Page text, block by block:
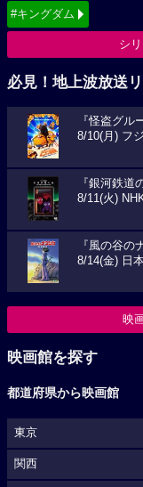
#キングダム
シ
必見！地上波放送
『怪盗グル
8/10(月) フ
『銀河鉄道
8/11(火)
『風の谷の
8/14(金) 日
映
映画館を探す
都道府県から映画館
東京
関西